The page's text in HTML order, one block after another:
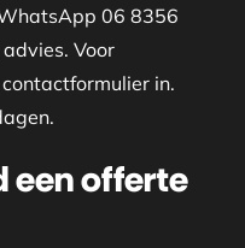
06 8356
Voor
in.
een offerte